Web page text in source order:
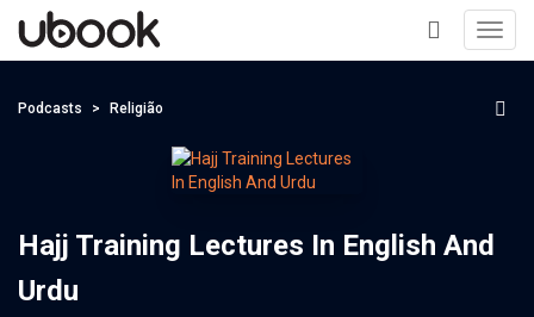
+
Podcasts Religião
Hajj Training Lectures In English And
Urdu